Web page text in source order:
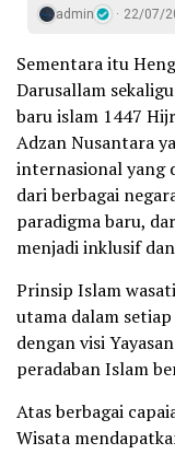
admin 22/07/
Sementara itu
Darusallam
baru islam 1447
Adzan Nusantara
internasional yang
dari berbagai
paradigma baru,
menjadi inklusif
Prinsip Islam
utama dalam
dengan visi
peradaban Islam
Atas berbagai
Wisata